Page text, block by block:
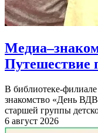
Путешествие
В библиотеке-
знакомство «День
старшей группы
6 август 2026